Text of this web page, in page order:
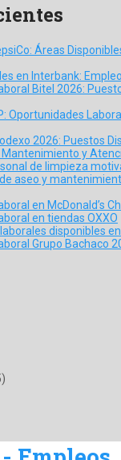
Áreas
en Interbank:
Bitel 2026:
Oportunidades
2026: Puestos
Mantenimiento y
de limpieza
aseo y
en McDonald’s
en tiendas OXXO
disponibles
Grupo Bachaco